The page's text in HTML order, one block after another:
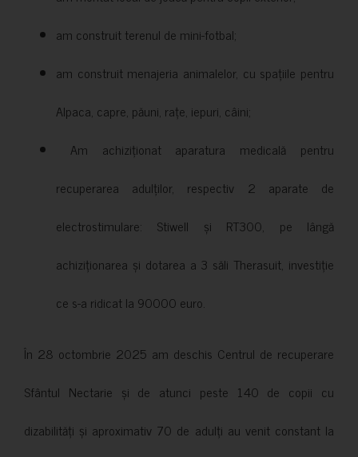
am construit terenul de mini-fotbal;
am construit menajeria animalelor, cu spațiile pentru
Alpaca, capre, păuni, rațe, iepuri, câini;
Am achiziționat aparatura medicală pentru
recuperarea adulților, respectiv 2 aparate de
electrostimulare: Stiwell și RT300, pe lângă
achiziționarea și dotarea a 3 săli Therasuit, investiție
ce s-a ridicat la 90000 euro.
În 28 octombrie 2025 am deschis Centrul de recuperare
Sfântul Nectarie și de atunci peste 140 de copii cu
dizabilități și aproximativ 70 de adulți au venit constant la